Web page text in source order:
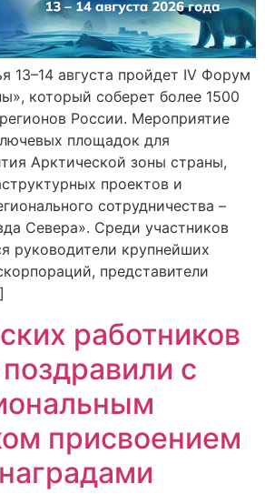
13–14 августа пройдет IV Форум
который соберет более 1500
России. Мероприятие
площадок для
Арктической зоны страны,
проектов и
сотрудничества –
Севера». Среди участников
руководители крупнейших
представители
работников
с
присвоением